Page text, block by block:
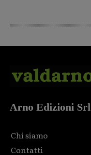
Arno Edizioni Srl
Chi siamo
Contatti